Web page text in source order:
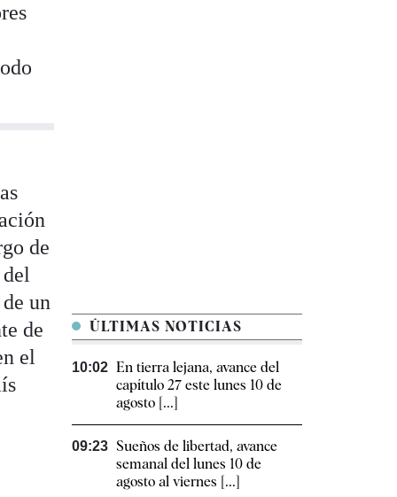
de
un
de
el
ÚLTIMAS NOTICIAS
10:02 En tierra lejana, avance del
capítulo 27 este lunes 10 de
agosto [...]
09:23 Sueños de libertad, avance
semanal del lunes 10 de
agosto al viernes [...]